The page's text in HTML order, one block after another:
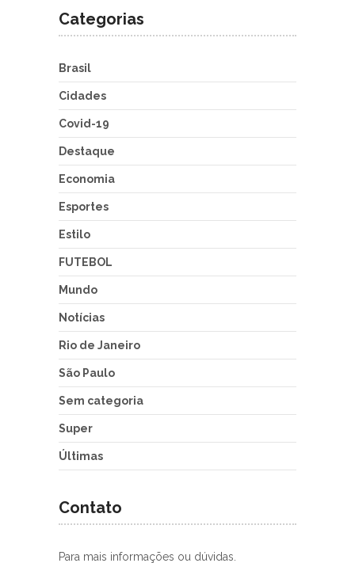
Categorias
Brasil
Cidades
Covid-19
Destaque
Economia
Esportes
Estilo
FUTEBOL
Mundo
Notícias
Rio de Janeiro
São Paulo
Sem categoria
Super
Últimas
Contato
Para mais informações ou dúvidas.